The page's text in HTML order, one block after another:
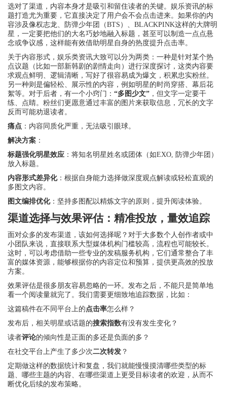
选对了渠道，内容本身才是吸引和留住读者的关键。娱乐资讯的标
题打造尤为重要，它直接决定了用户会不会点击进来。如果你的内
容涉及像权志龙、防弹少年团（BTS）、BLACKPINK这样的大牌明
星，一定要把他们的大名巧妙地融入标题，甚至可以制造一点点悬
念或争议感，这样能有效借助明星自身的热度提升点击率。
关于内容形式，娱乐类资讯大致可以分为两类：一种是针对某个热
点议题（比如一部新韩剧的剧情走向）进行深度探讨，这类内容要
求观点鲜明、逻辑清晰，写好了很容易成为爆文，积累忠实粉丝。
另一种则是偏轻松、展示性的内容，例如明星的时尚穿搭、幕后花
絮等。对于后者，有一个小窍门： “多图少文” ，但文字一定要干
练、点睛。粉丝们更愿意通过丰富的图片来获取信息，冗长的文字
反而可能劝退读者。
痛点 ：内容同质化严重，无法吸引眼球。
解决方案 ：
标题强化明星效应 ：将知名明星姓名或团体（如EXO, 防弹少年团）
放入标题。
内容形式差异化：根据自身能力选择做深度观点解读或轻松直观的
多图文内容。
图文编排优化：坚持多图配以精炼文字的原则，提升阅读体验。
渠道选择与效果评估：精准投放，量效追踪
面对众多的发布渠道，该如何选择呢？对于大多数个人创作者或中
小团队来说，直接联系大型媒体机构门槛较高，流程也可能较长。
这时，可以考虑借助一些专业的发稿服务机构，它们通常整合了丰
富的媒体资源，能够根据你的内容定位和预算，提供更高效的投放
方案。
效果评估是很多朋友容易忽略的一环。发布之后，不能只是简单地
看一个阅读量就完了。我们需要更细致地追踪数据，比如：
这篇稿件在不同平台上的点击率怎么样？
发布后，相关明星或话题的搜索指数有没有发生变化？
读者评论的倾向性是正面的多还是负面的多？
在社交平台上产生了多少次二次转发 ？
定期做这样的数据统计和复盘，我们就能慢慢摸清哪些类型的标
题、哪些主题的内容、在哪些渠道上更受目标读者的欢迎，从而不
断优化后续的发布策略。